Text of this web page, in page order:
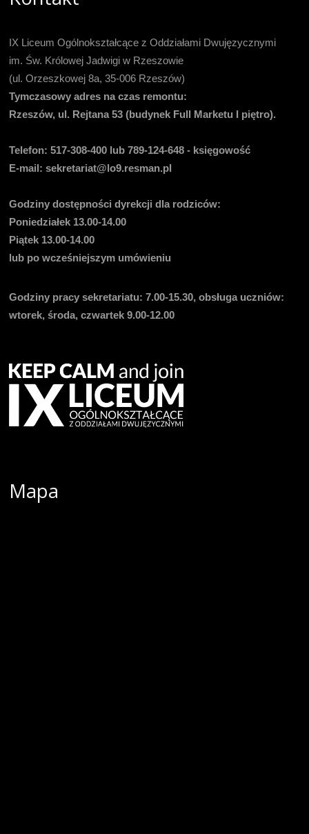
IX Liceum Ogólnokształcące z Oddziałami Dwujęzycznymi
im. Św. Królowej Jadwigi w Rzeszowie
(ul. Orzeszkowej 8a, 35-006 Rzeszów)
Tymczasowy adres na czas remontu:
Rzeszów, ul. Rejtana 53 (budynek Full Marketu I piętro).
Telefon:517-308-400 lub 789-124-648 - księgowość
E-mail: sekretariat@lo9.resman.pl
Godziny dostępności dyrekcji dla rodziców:
Poniedziałek 13.00-14.00
Piątek 13.00-14.00
lub po wcześniejszym umówieniu
Godziny pracy sekretariatu: 7.00-15.30, obsługa uczniów:
wtorek, środa, czwartek 9.00-12.00
Mapa